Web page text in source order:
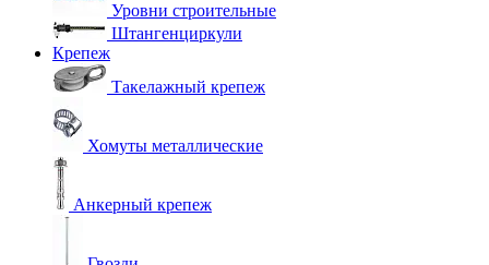
Уровни строительные
Штангенциркули
Крепеж
Такелажный крепеж
Хомуты металлические
Анкерный крепеж